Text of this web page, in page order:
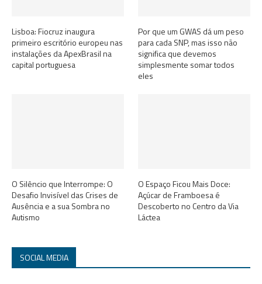
Lisboa: Fiocruz inaugura
primeiro escritório europeu nas
instalações da ApexBrasil na
capital portuguesa
Por que um GWAS dá um peso
para cada SNP, mas isso não
significa que devemos
simplesmente somar todos
eles
O Silêncio que Interrompe: O
Desafio Invisível das Crises de
Ausência e a sua Sombra no
Autismo
O Espaço Ficou Mais Doce:
Açúcar de Framboesa é
Descoberto no Centro da Via
Láctea
SOCIAL MEDIA